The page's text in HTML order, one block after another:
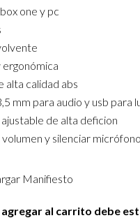
one y pc
ergonómica
alta calidad abs
mm para audio y usb para
de alta deficion
y silenciar micrófono
Manifiesto
al carrito debe